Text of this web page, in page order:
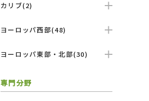
カリブ(2)
ヨーロッパ西部(48)
ヨーロッパ東部・北部(30)
専門分野